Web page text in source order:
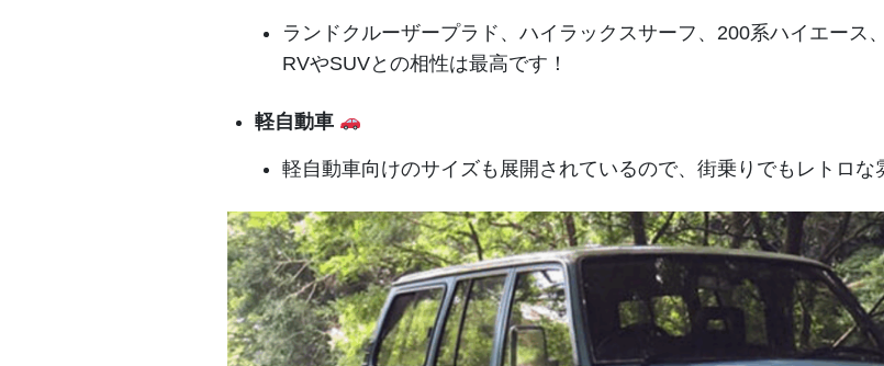
ランドクルーザープラド、ハイラックスサーフ、200系ハイエース
RVやSUVとの相性は最高です！
軽自動車
軽自動車向けのサイズも展開されているので、街乗りでもレトロな